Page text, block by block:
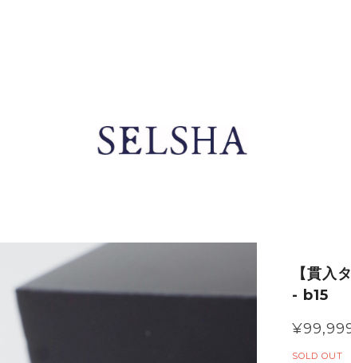
【貫入
- b15
SOLD OUT